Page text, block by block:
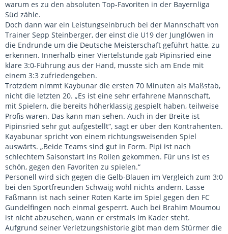
warum es zu den absoluten Top-Favoriten in der Bayernliga
Süd zähle.
Doch dann war ein Leistungseinbruch bei der Mannschaft von
Trainer Sepp Steinberger, der einst die U19 der Junglöwen in
die Endrunde um die Deutsche Meisterschaft geführt hatte, zu
erkennen. Innerhalb einer Viertelstunde gab Pipinsried eine
klare 3:0-Führung aus der Hand, musste sich am Ende mit
einem 3:3 zufriedengeben.
Trotzdem nimmt Kaybunar die ersten 70 Minuten als Maßstab,
nicht die letzten 20. „Es ist eine sehr erfahrene Mannschaft,
mit Spielern, die bereits höherklassig gespielt haben, teilweise
Profis waren. Das kann man sehen. Auch in der Breite ist
Pipinsried sehr gut aufgestellt“, sagt er über den Kontrahenten.
Kayabunar spricht von einem richtungsweisenden Spiel
auswärts. „Beide Teams sind gut in Form. Pipi ist nach
schlechtem Saisonstart ins Rollen gekommen. Für uns ist es
schön, gegen den Favoriten zu spielen.“
Personell wird sich gegen die Gelb-Blauen im Vergleich zum 3:0
bei den Sportfreunden Schwaig wohl nichts ändern. Lasse
Faßmann ist nach seiner Roten Karte im Spiel gegen den FC
Gundelfingen noch einmal gesperrt. Auch bei Brahim Moumou
ist nicht abzusehen, wann er erstmals im Kader steht.
Aufgrund seiner Verletzungshistorie gibt man dem Stürmer die